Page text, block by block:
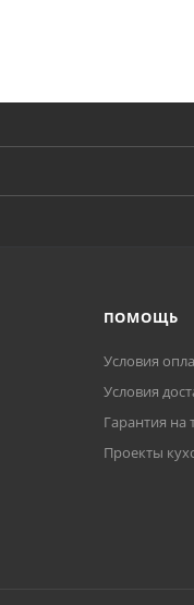
ПОМОЩЬ
Условия
Условия
Гарантия на
Проекты